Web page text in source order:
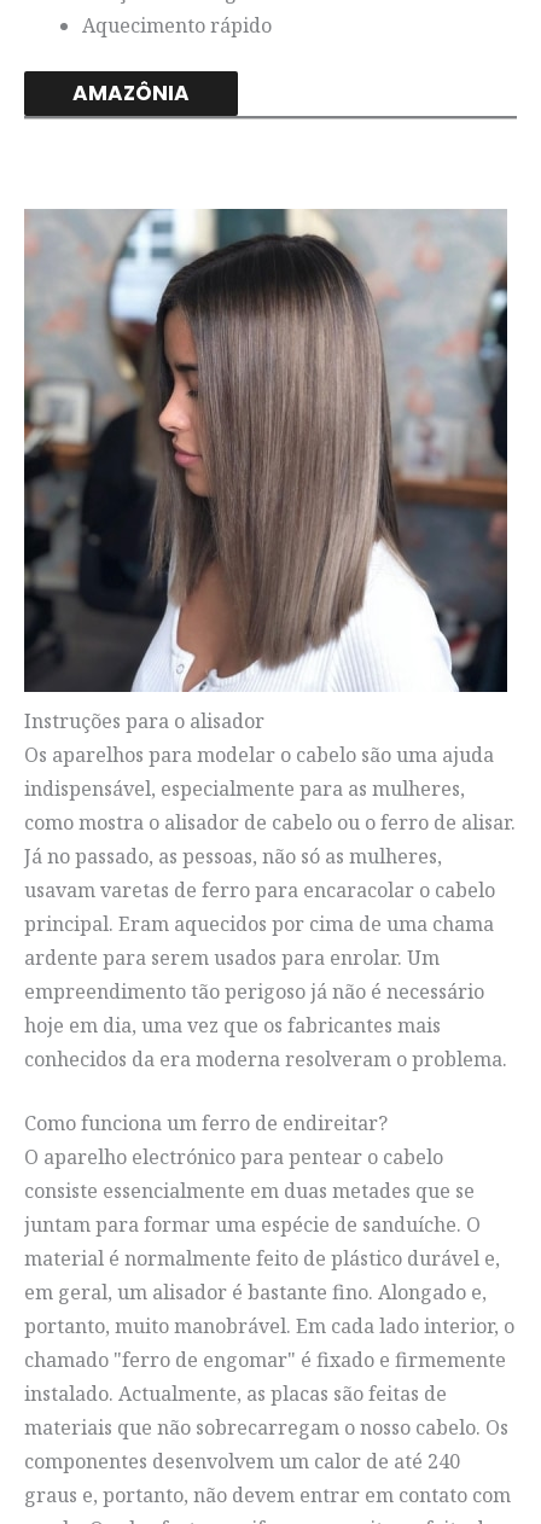
Aquecimento rápido
AMAZÔNIA
Instruções para o alisador
Os aparelhos para modelar o cabelo são uma ajuda
indispensável, especialmente para as mulheres,
como mostra o alisador de cabelo ou o ferro de alisar.
Já no passado, as pessoas, não só as mulheres,
usavam varetas de ferro para encaracolar o cabelo
principal. Eram aquecidos por cima de uma chama
ardente para serem usados para enrolar. Um
empreendimento tão perigoso já não é necessário
hoje em dia, uma vez que os fabricantes mais
conhecidos da era moderna resolveram o problema.
Como funciona um ferro de endireitar?
O aparelho electrónico para pentear o cabelo
consiste essencialmente em duas metades que se
juntam para formar uma espécie de sanduíche. O
material é normalmente feito de plástico durável e,
em geral, um alisador é bastante fino. Alongado e,
portanto, muito manobrável. Em cada lado interior, o
chamado "ferro de engomar" é fixado e firmemente
instalado. Actualmente, as placas são feitas de
materiais que não sobrecarregam o nosso cabelo. Os
componentes desenvolvem um calor de até 240
graus e, portanto, não devem entrar em contato com